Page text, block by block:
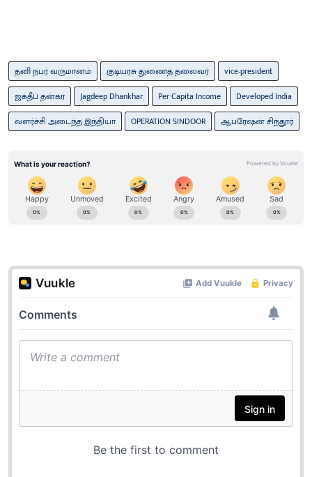
தனி நபர் வருமானம் குடியரசு துணைத் தலைவர்
vice-president
ஜக்தீப் தன்கர்
Jagdeep Dhankhar Per Capita Income
Developed India
வளர்ச்சி அடைந்த இந்தியா
OPERATION SINDOOR ஆபரேஷன் சிந்தூர்